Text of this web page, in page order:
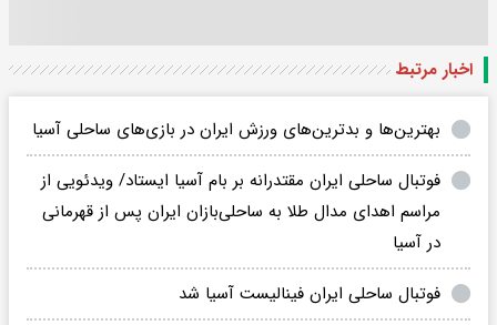
اخبار مرتبط
بهترین‌ها و بدترین‌های ورزش ایران در بازی‌های ساحلی آسیا
فوتبال ساحلی ایران مقتدرانه بر بام آسیا ایستاد/ ویدئویی از
مراسم اهدای مدال طلا به ساحلی‌بازان ایران پس از قهرمانی
در آسیا
فوتبال ساحلی ایران فینالیست آسیا شد